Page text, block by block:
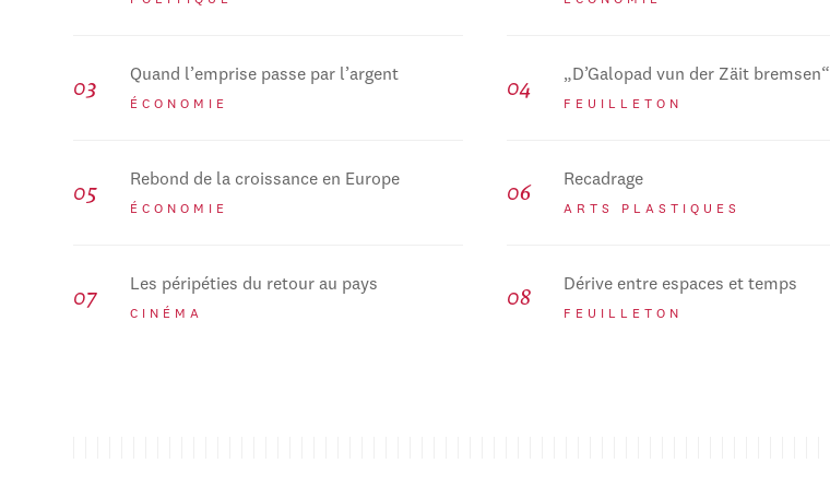
Quand l’emprise passe par l’argent
ÉCONOMIE
„D’Galopad vun der Zäit bremsen“
FEUILLETON
Rebond de la croissance en Europe
ÉCONOMIE
Recadrage
ARTS PLASTIQUES
Les péripéties du retour au pays
CINÉMA
Dérive entre espaces et temps
FEUILLETON